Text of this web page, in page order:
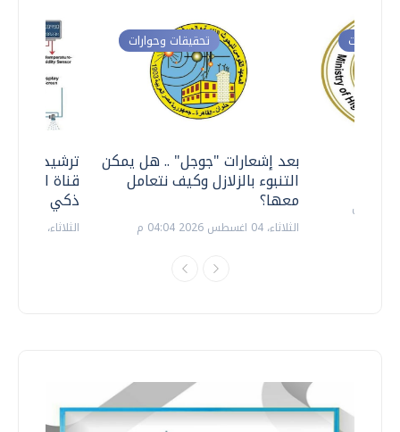
ترشيدا
قناة
ذكي
الثلاثاء، 14 يوليو 2026 06:11 م
تحقيقات وحوارات
بعد إشعارات "جوجل" .. هل يمكن
التنبوء بالزلازل وكيف نتعامل
معها؟
الثلاثاء، 04 اغسطس 2026 04:04 م
وحوارات